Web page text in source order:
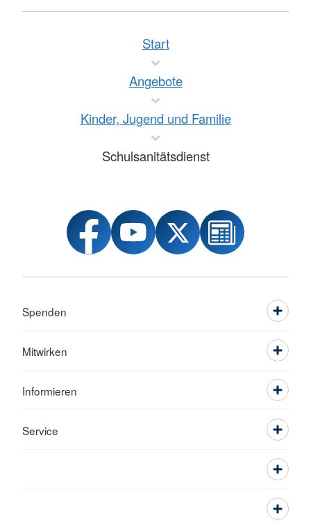
Start
Angebote
Kinder, Jugend und Familie
Schulsanitätsdienst
Spenden
Mitwirken
Informieren
Service